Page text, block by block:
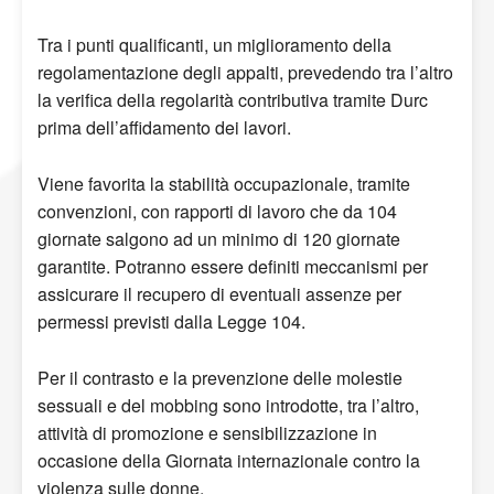
Tra i punti qualificanti, un miglioramento della
regolamentazione degli appalti, prevedendo tra l’altro
la verifica della regolarità contributiva tramite Durc
prima dell’affidamento dei lavori.
Viene favorita la stabilità occupazionale, tramite
convenzioni, con rapporti di lavoro che da 104
giornate salgono ad un minimo di 120 giornate
garantite. Potranno essere definiti meccanismi per
assicurare il recupero di eventuali assenze per
permessi previsti dalla Legge 104.
Per il contrasto e la prevenzione delle molestie
sessuali e del mobbing sono introdotte, tra l’altro,
attività di promozione e sensibilizzazione in
occasione della Giornata internazionale contro la
violenza sulle donne.